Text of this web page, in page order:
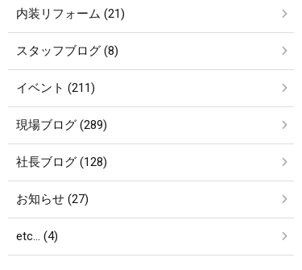
内装リフォーム (21)
スタッフブログ (8)
イベント (211)
現場ブログ (289)
社長ブログ (128)
お知らせ (27)
etc… (4)